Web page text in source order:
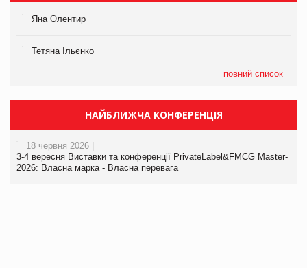
Яна Олентир
Тетяна Ільєнко
повний список
НАЙБЛИЖЧА КОНФЕРЕНЦІЯ
18 червня 2026 |
3-4 вересня Виставки та конференції PrivateLabel&FMCG Master-
2026: Власна марка - Власна перевага